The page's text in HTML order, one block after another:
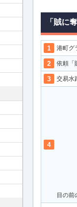
「賊に
港町グ
依頼「
交易水
目の前